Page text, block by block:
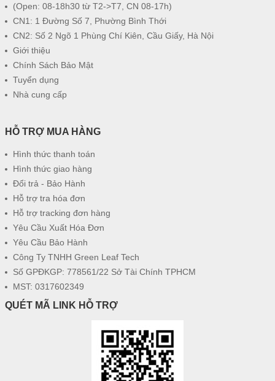
(Open: 08-18h30 từ T2->T7, CN 08-17h)
CN1: 1 Đường Số 7, Phường Bình Thới
CN2: Số 2 Ngõ 1 Phùng Chí Kiên, Cầu Giấy, Hà Nội
Giới thiệu
Chính Sách Bảo Mật
Tuyển dụng
Nhà cung cấp
HỖ TRỢ MUA HÀNG
Hình thức thanh toán
Hình thức giao hàng
Đổi trả - Bảo Hành
Hỗ trợ tra hóa đơn
Hỗ trợ tracking đơn hàng
Yêu Cầu Xuất Hóa Đơn
Yêu Cầu Bảo Hành
Công Ty TNHH Green Leaf Tech
Số GPĐKGP: 778561/22 Sở Tài Chính TPHCM
MST: 0317602349
QUÉT MÃ LINK HỖ TRỢ